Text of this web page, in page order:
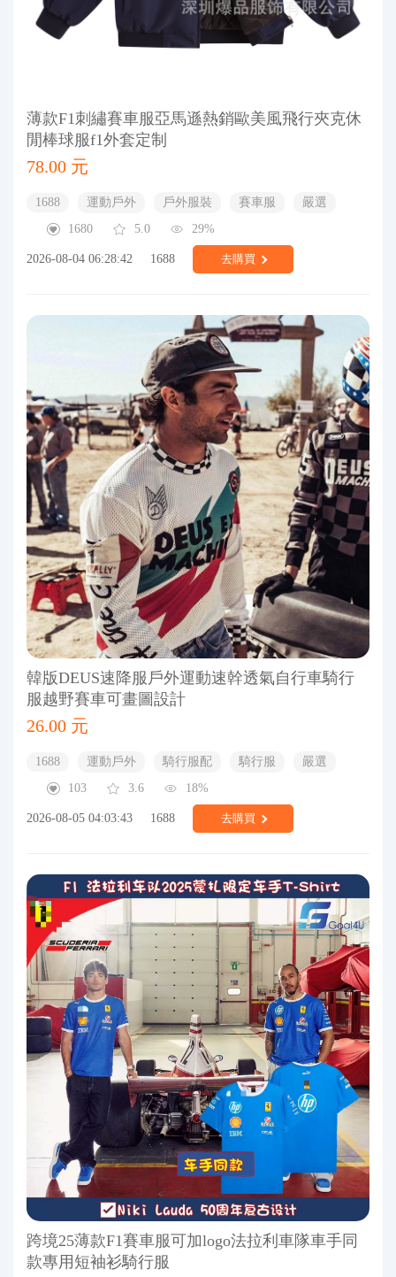
薄款F1刺繡賽車服亞馬遜熱銷歐美風飛行夾克休
閒棒球服f1外套定制
78.00 元
1688 運動戶外 戶外服裝 賽車服
嚴選
1680
5.0 29%
2026-08-04 06:28:42 1688 去購買
韓版DEUS速降服戶外運動速幹透氣自行車騎行
服越野賽車可畫圖設計
26.00 元
1688 運動戶外 騎行服配 騎行服
嚴選
103
3.6 18%
2026-08-05 04:03:43 1688 去購買
跨境25薄款F1賽車服可加logo法拉利車隊車手同
款專用短袖衫騎行服